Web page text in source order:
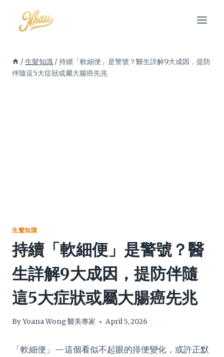
content
/ 生髮知識 / 持續「軟細便」是警號？醫生詳解9大成因，提防
伴隨這5大症狀或屬大腸癌先兆
生髮知識
持續「軟細便」是警號？醫
生詳解9大成因，提防伴隨
這5大症狀或屬大腸癌先兆
ByYoana Wong 醫美專家 April 5, 2026
「軟細便」—這個看似不起眼的排便變化，或許正默